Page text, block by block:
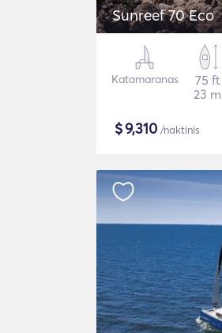
Sunreef 70 Eco
Katamaranas
75 ft
23 m
$9,310 /naktinis